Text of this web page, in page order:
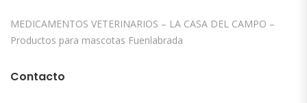
MEDICAMENTOS VETERINARIOS – LA CASA DEL CAMPO –
Productos para mascotas Fuenlabrada
Contacto